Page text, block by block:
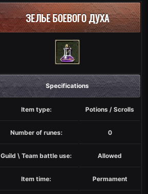
ЗЕЛЬЕ БОЕВОГО ДУХА
Specifications
Item type: Potions / Scrolls
Number of runes: 0
Guild \ Team battle use: Allowed
Item time: Permament